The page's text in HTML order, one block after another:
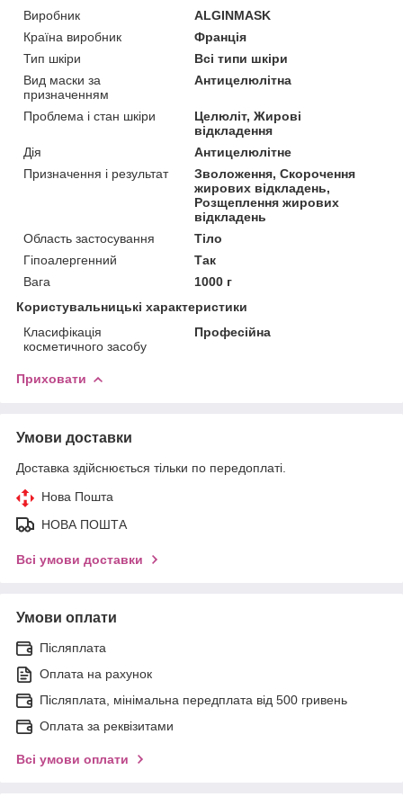
Виробник
ALGINMASK
Країна виробник
Франція
Тип шкіри
Всі типи шкіри
Вид маски за
призначенням
Антицелюлітна
Проблема і стан шкіри
Целюліт, Жирові
відкладення
Дія
Антицелюлітне
Призначення і результат
Зволоження, Скорочення
жирових відкладень,
Розщеплення жирових
відкладень
Область застосування
Тіло
Гіпоалергенний
Так
Вага
1000 г
Користувальницькі характеристики
Класифікація
косметичного засобу
Професійна
Приховати
Умови доставки
Доставка здійснюється тільки по передоплаті.
Нова Пошта
НОВА ПОШТА
Всі умови доставки
Умови оплати
Післяплата
Оплата на рахунок
Післяплата, мінімальна передплата від 500 гривень
Оплата за реквізитами
Всі умови оплати